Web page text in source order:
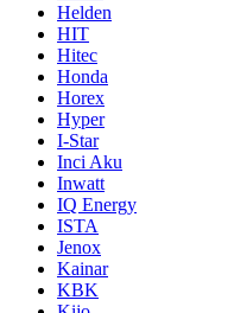
Helden
HIT
Hitec
Honda
Horex
Hyper
I-Star
Inci Aku
Inwatt
IQ Energy
ISTA
Jenox
Kainar
KBK